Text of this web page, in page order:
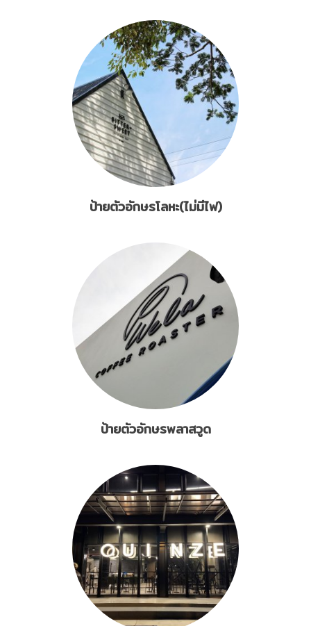
ป้ายตัวอักษรโลหะ(ไม่มีไฟ)
ป้ายตัวอักษรพลาสวูด